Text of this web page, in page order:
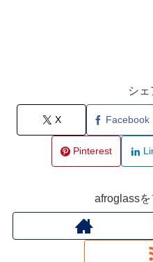
シェ
X Facebook
Pinterest
afroglass